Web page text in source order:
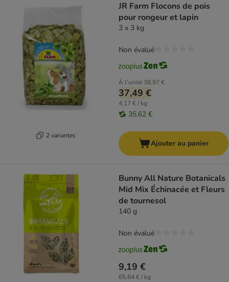
2 variantes
JR Farm Flocons de pois
pour rongeur et lapin
3 x 3 kg
À l'unité 38,97 €
37,49 €
4,17 € / kg
35,62 €
Non évalué
Ajouter au panier
Bunny All Nature Botanicals
Mid Mix Échinacée et Fleurs
de tournesol
140 g
9,19 €
65,64 € / kg
Non évalué